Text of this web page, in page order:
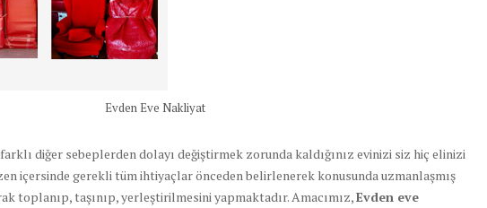
Evden Eve Nakliyat
diğer sebeplerden dolayı değiştirmek zorunda kaldığınız evinizi siz hiç elinizi
içersinde gerekli tüm ihtiyaçlar önceden belirlenerek konusunda uzmanlaşmış
toplanıp, taşınıp, yerleştirilmesini yapmaktadır. Amacımız,Evden eve